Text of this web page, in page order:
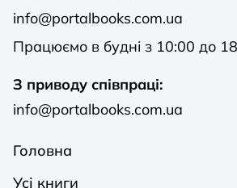
info@portalbooks.com.ua
Працюємо в будні з 10:00 до
З приводу співпраці:
info@portalbooks.com.ua
Головна
Усі книги